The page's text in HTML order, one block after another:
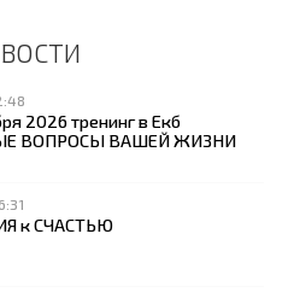
2026 тренинг в Екб
ВОПРОСЫ ВАШЕЙ ЖИЗНИ
к СЧАСТЬЮ